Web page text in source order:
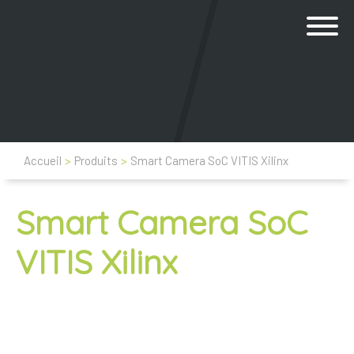
Accueil > Produits > Smart Camera SoC VITIS Xilinx
Smart Camera SoC
VITIS Xilinx